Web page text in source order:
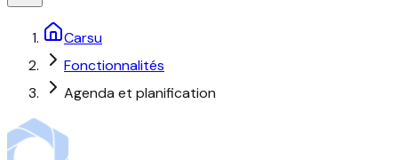
Carsu
Fonctionnalités
Agenda et planification